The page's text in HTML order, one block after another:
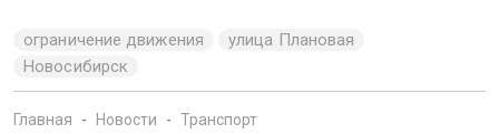
ограничение движения
улица Плановая
Новосибирск
Главная Новости Транспорт